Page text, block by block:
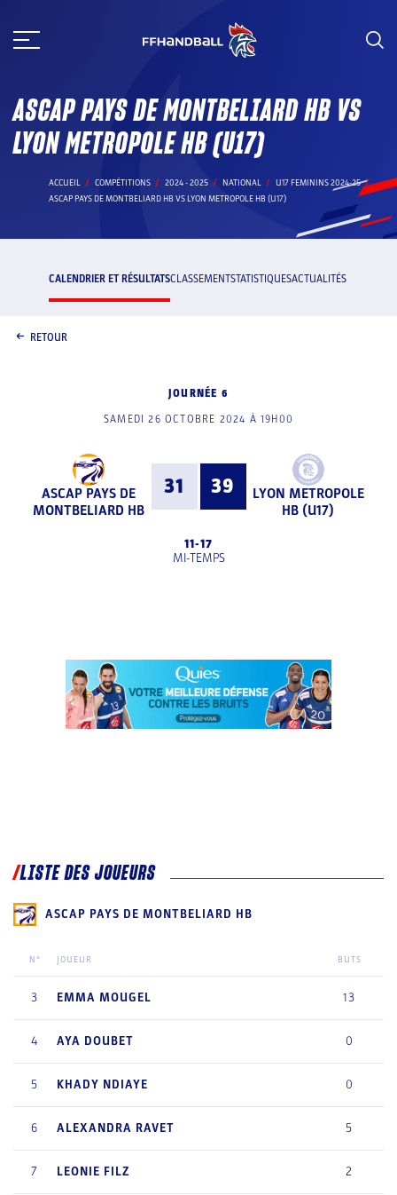
au
ASCAP PAYS DE MONTBELIARD HB VS
LYON METROPOLE HB (U17)
ACCUEIL COMPÉTITIONS 2024 - 2025 NATIONAL
U17 FEMININS 2024-25
ASCAP PAYS DE MONTBELIARD HB VS LYON METROPOLE HB (U17)
CALENDRIER ET RÉSULTATSCLASSEMENTSTATISTIQUESACTUALITÉS
RETOUR
JOURNÉE 6
SAMEDI 26 OCTOBRE 2024 À 19H00
ASCAP PAYS DE
MONTBELIARD HB
31 39
LYON METROPOLE
HB (U17)
11-17
MI-TEMPS
LISTE DES JOUEURS
ASCAP PAYS DE MONTBELIARD HB
N° JOUEUR BUTS
3 EMMA MOUGEL 13
4 AYA DOUBET 0
5 KHADY NDIAYE 0
6 ALEXANDRA RAVET 5
7 LEONIE FILZ 2